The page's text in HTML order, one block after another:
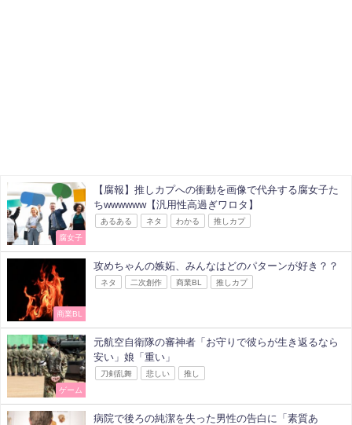
腐女子
【腐報】推しカプへの衝動を画像で代弁する腐女子た
ちwwwwww【汎用性高過ぎワロタ】
あるある ネタ わかる 推しカプ
商業BL
攻めちゃんの嫉妬、みんなはどのパターンが好き？？
ネタ 二次創作 商業BL 推しカプ
ゲーム
元航空自衛隊の審神者「お守りで彼らが生き返るなら
安い」娘「重い」
刀剣乱舞 悲しい 推し
病院で後ろの純潔を失った男性の告白に「素質あ